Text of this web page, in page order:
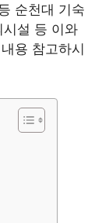
순천대 기숙
설 등 이와
용 참고하시